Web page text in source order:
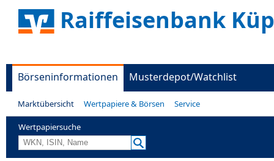
Raiffeisenbank
Börseninformationen Musterdepot/Watchlist
Marktübersicht Wertpapiere & Börsen Service
Wertpapiersuche